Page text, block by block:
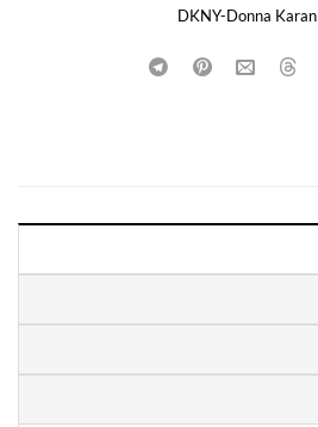
DKNY-Donna Karan